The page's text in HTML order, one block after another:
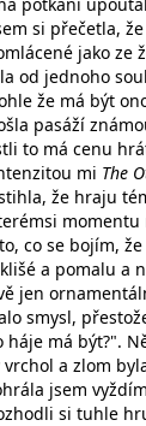
si přečetla,
jako
od jednoho
že má být
pasáží
to má cenu
mi The
že hraju
co se bojím,
a pomalu a
jen
smysl,
háje má být?".
a zlom
jsem
si tuhle